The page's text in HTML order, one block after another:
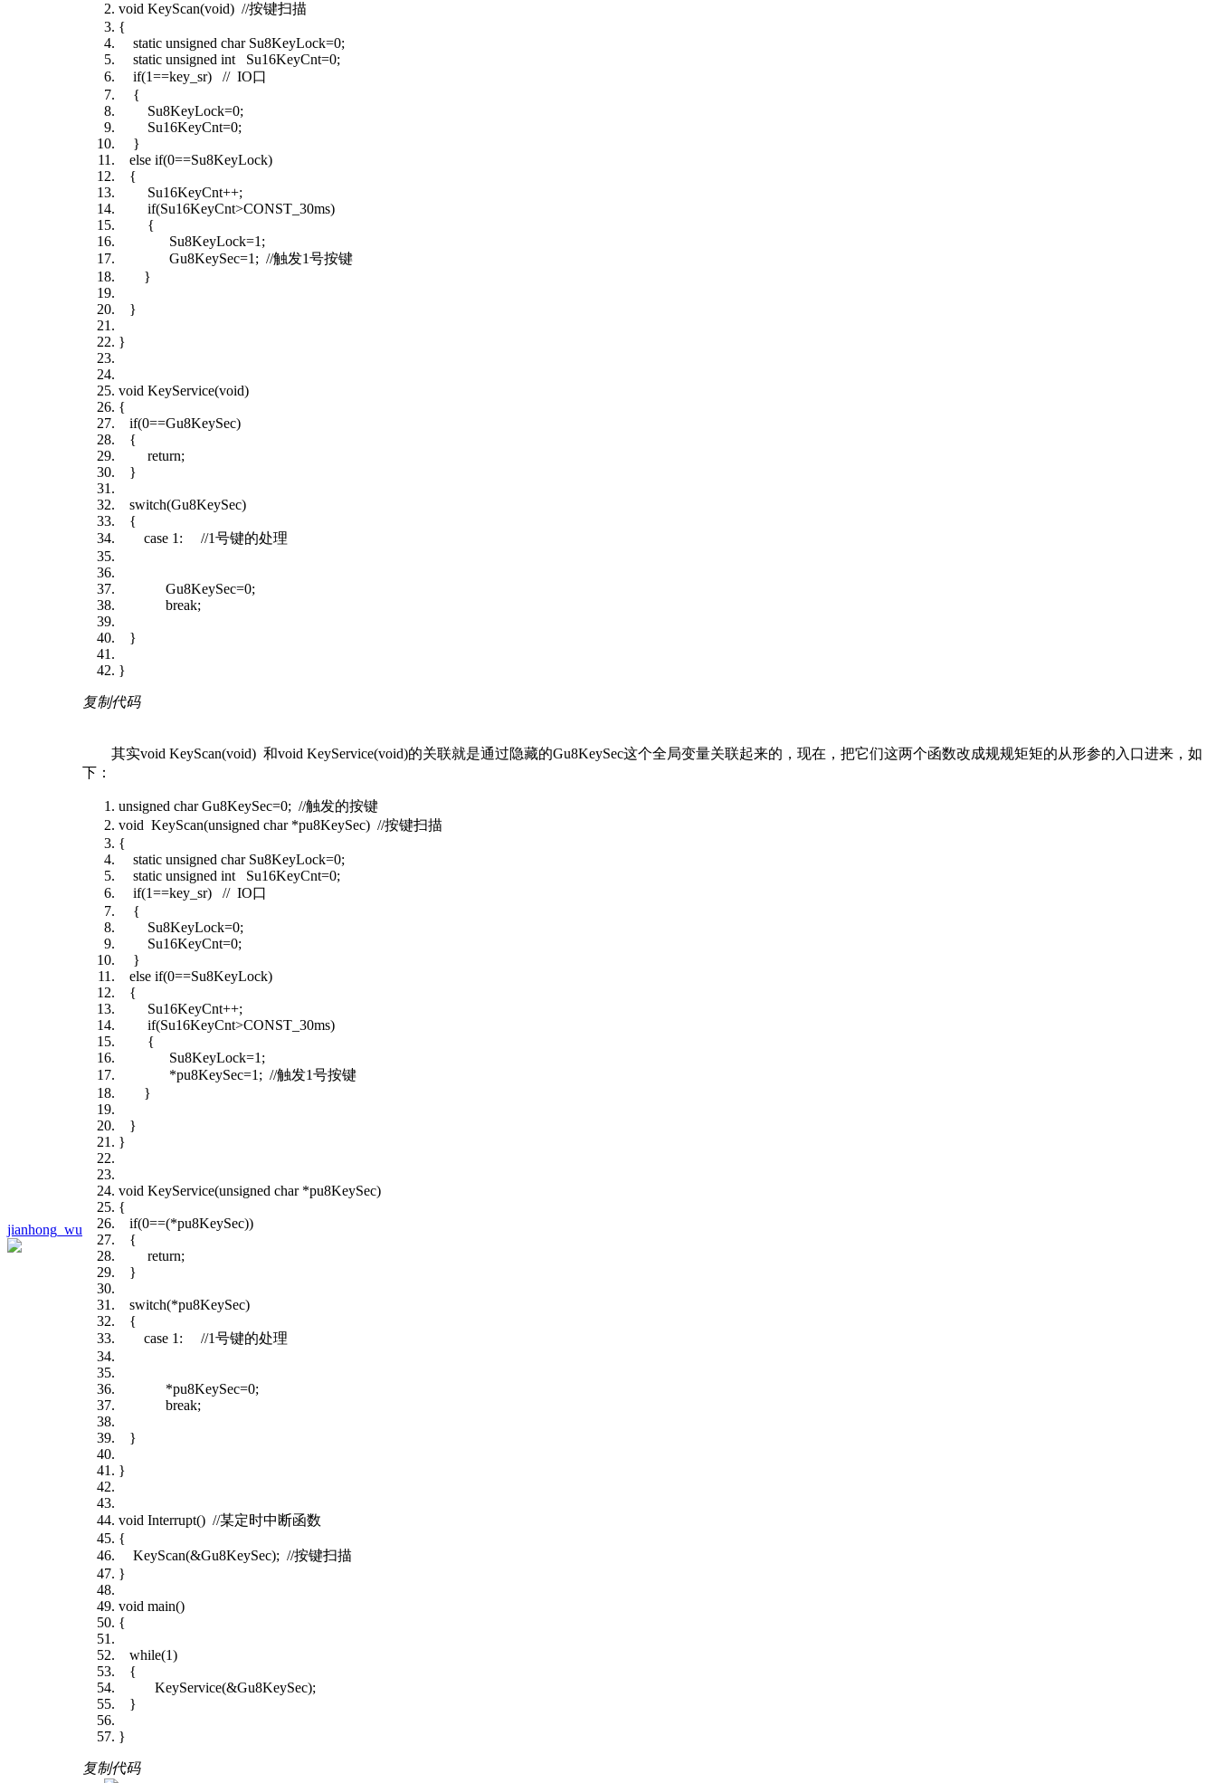
jianhong_wu
void KeyScan(void) //按键扫描
{
static unsigned char Su8KeyLock=0;
static unsigned int Su16KeyCnt=0;
if(1==key_sr) // IO口
{
Su8KeyLock=0;
Su16KeyCnt=0;
}
else if(0==Su8KeyLock)
{
Su16KeyCnt++;
if(Su16KeyCnt>CONST_30ms)
{
Su8KeyLock=1;
Gu8KeySec=1; //触发1号按键
}
}
}
void KeyService(void)
{
if(0==Gu8KeySec)
{
return;
}
switch(Gu8KeySec)
{
case 1: //1号键的处理
Gu8KeySec=0;
break;
}
}
复制代码
其实void KeyScan(void) 和void KeyService(void)的关联就是通过隐藏的Gu8KeySec这个全局变量关联起来的，现在，把它们这两个函数改成规规矩矩的从形参的入口进来，如
下：
unsigned char Gu8KeySec=0; //触发的按键
void KeyScan(unsigned char *pu8KeySec) //按键扫描
{
static unsigned char Su8KeyLock=0;
static unsigned int Su16KeyCnt=0;
if(1==key_sr) // IO口
{
Su8KeyLock=0;
Su16KeyCnt=0;
}
else if(0==Su8KeyLock)
{
Su16KeyCnt++;
if(Su16KeyCnt>CONST_30ms)
{
Su8KeyLock=1;
*pu8KeySec=1; //触发1号按键
}
}
}
void KeyService(unsigned char *pu8KeySec)
{
if(0==(*pu8KeySec))
{
return;
}
switch(*pu8KeySec)
{
case 1: //1号键的处理
*pu8KeySec=0;
break;
}
}
void Interrupt() //某定时中断函数
{
KeyScan(&Gu8KeySec); //按键扫描
}
void main()
{
while(1)
{
KeyService(&Gu8KeySec);
}
}
复制代码